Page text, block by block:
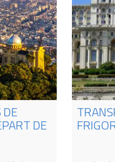
DE